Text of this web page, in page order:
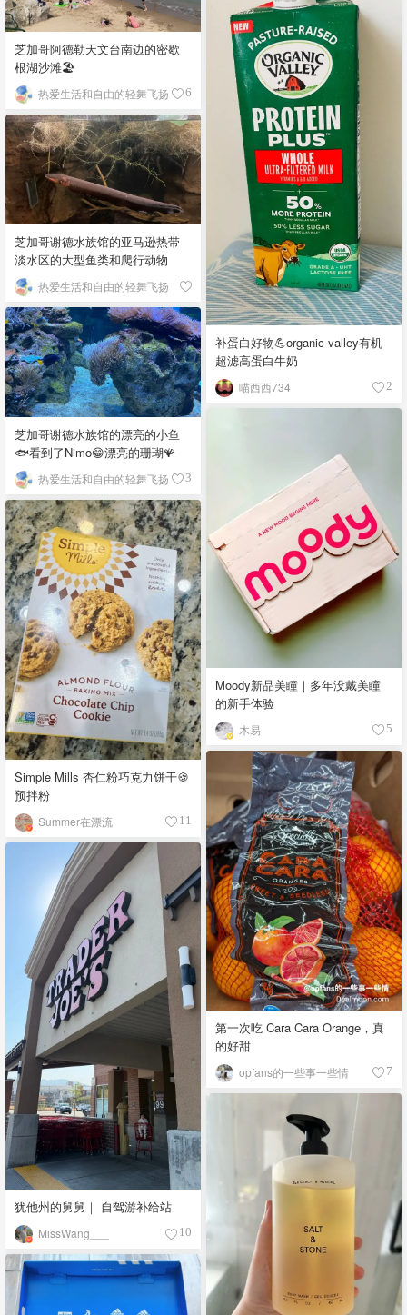
芝加哥阿德勒天文台南边的密歇
根湖沙滩🏖️
热爱生活和自由的轻舞飞扬 6
补蛋白好物💪organic valley有机
超滤高蛋白牛奶
喵西西734 2
芝加哥谢德水族馆的亚马逊热带
淡水区的大型鱼类和爬行动物
热爱生活和自由的轻舞飞扬
芝加哥谢德水族馆的漂亮的小鱼
🐟看到了Nimo😁漂亮的珊瑚🪸
热爱生活和自由的轻舞飞扬 3
Moody新品美瞳｜多年没戴美瞳
的新手体验
木易 5
Simple Mills 杏仁粉巧克力饼干🍪
预拌粉
Summer在漂流 11
第一次吃 Cara Cara Orange，真
的好甜
opfans的一些事一些情 7
犹他州的舅舅｜ 自驾游补给站
MissWang___ 10